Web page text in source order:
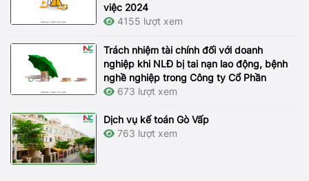
việc 2024
4155 lượt xem
Trách nhiệm tài chính đối với doanh
nghiệp khi NLĐ bị tai nạn lao động, bệnh
nghề nghiệp trong Công ty Cổ Phần
673 lượt xem
Dịch vụ kế toán Gò Vấp
763 lượt xem